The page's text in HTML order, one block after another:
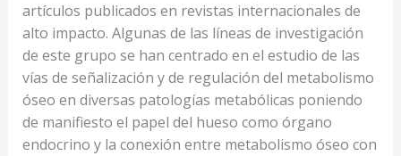
artículos publicados en revistas internacionales de
alto impacto. Algunas de las líneas de investigación
de este grupo se han centrado en el estudio de las
vías de señalización y de regulación del metabolismo
óseo en diversas patologías metabólicas poniendo
de manifiesto el papel del hueso como órgano
endocrino y la conexión entre metabolismo óseo con